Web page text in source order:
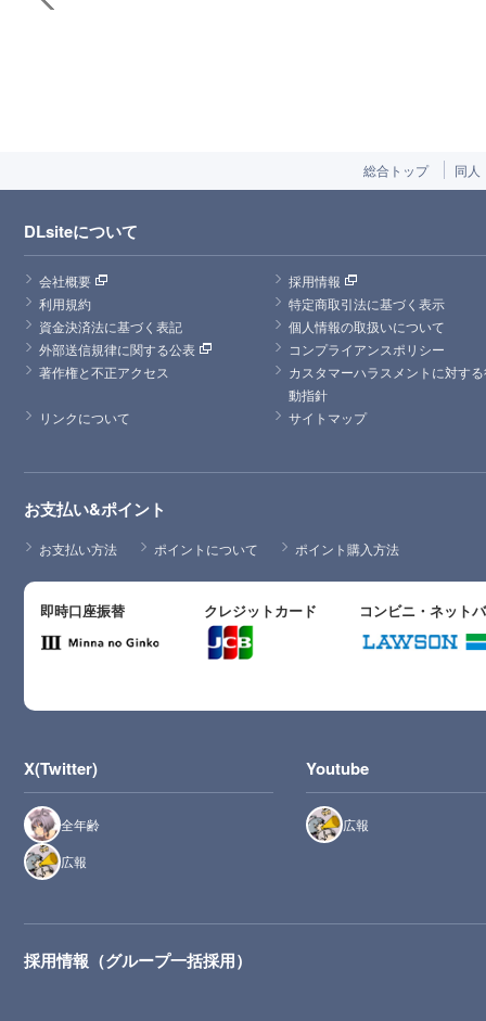
総合トップ 同人
DLsiteについて
会社概要
採用情報
利用規約
特定商取引法に基づく表示
資金決済法に基づく表記
個人情報の取扱いについて
外部送信規律に関する公表
コンプライアンスポリシー
著作権と不正アクセス
カスタマーハラスメントに対す
動指針
リンクについて
サイトマップ
お支払い&ポイント
お支払い方法 ポイントについて ポイント購入方法
即時口座振替 クレジットカード コンビニ・ネット
X(Twitter)
全年齢
広報
Youtube
広報
採用情報（グループ一括採用）